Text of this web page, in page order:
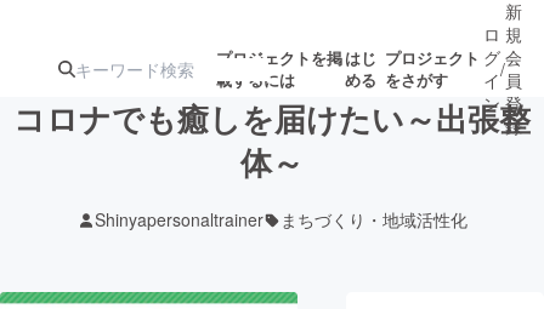
プロジェクトを掲
載するには
はじ
める
プロジェクト
をさがす
ターン
ジェクト
募集終了が近いプ
ロジェクト
もうすぐ公開
されます
ロ
グ
イ
ン
/
新
規
会
員
登
録
コロナでも癒しを届けたい～出張整
体～
Shinyapersonaltrainer まちづくり・地域活性化